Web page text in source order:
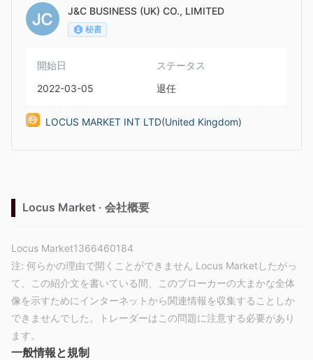
J&C BUSINESS (UK) CO., LIMITED
秘書
開始日
2022-03-05
ステータス
退任
LOCUS MARKET INT LTD(United Kingdom)
Locus Market · 会社概要
Locus Market1366460184
注: 何らかの理由で開くことができません Locus Marketしたがっ
て、この紹介文を書いている間、このブローカーの大まかな全体
像を示すためにインターネットから関連情報を収集することしか
できませんでした。トレーダーはこの問題に注意する必要があり
ます。
一般情報と規制